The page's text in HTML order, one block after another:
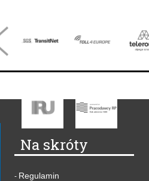
Na skróty
- Regulamin